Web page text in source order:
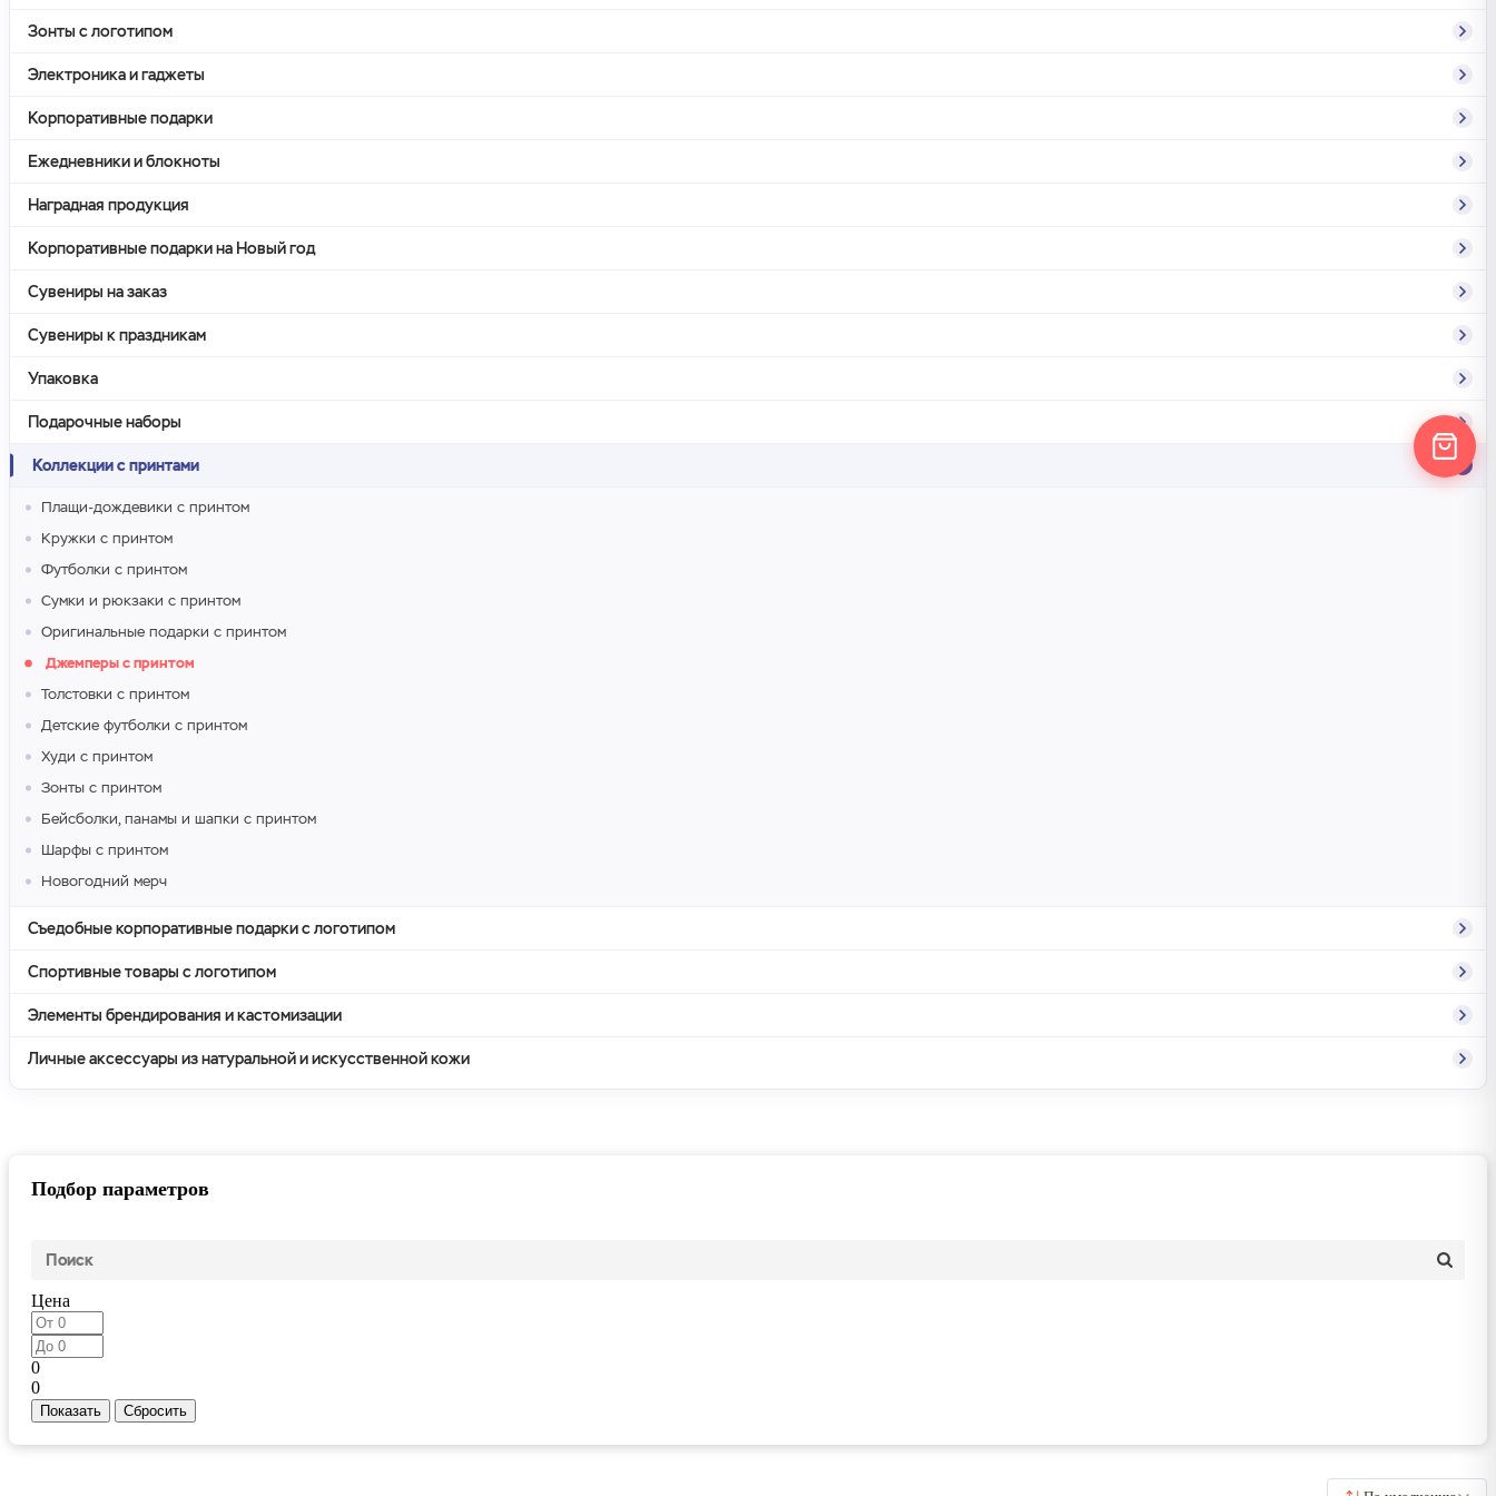
Зонты с логотипом
Электроника и гаджеты
Корпоративные подарки
Ежедневники и блокноты
Наградная продукция
Корпоративные подарки на Новый год
Сувениры на заказ
Сувениры к праздникам
Упаковка
Подарочные наборы
Коллекции с принтами
Плащи-дождевики с принтом
Кружки с принтом
Футболки с принтом
Сумки и рюкзаки с принтом
Оригинальные подарки с принтом
Джемперы с принтом
Толстовки с принтом
Детские футболки с принтом
Худи с принтом
Зонты с принтом
Бейсболки, панамы и шапки с принтом
Шарфы с принтом
Новогодний мерч
Съедобные корпоративные подарки с логотипом
Спортивные товары с логотипом
Элементы брендирования и кастомизации
Личные аксессуары из натуральной и искусственной кожи
Подбор параметров
Цена
0
0